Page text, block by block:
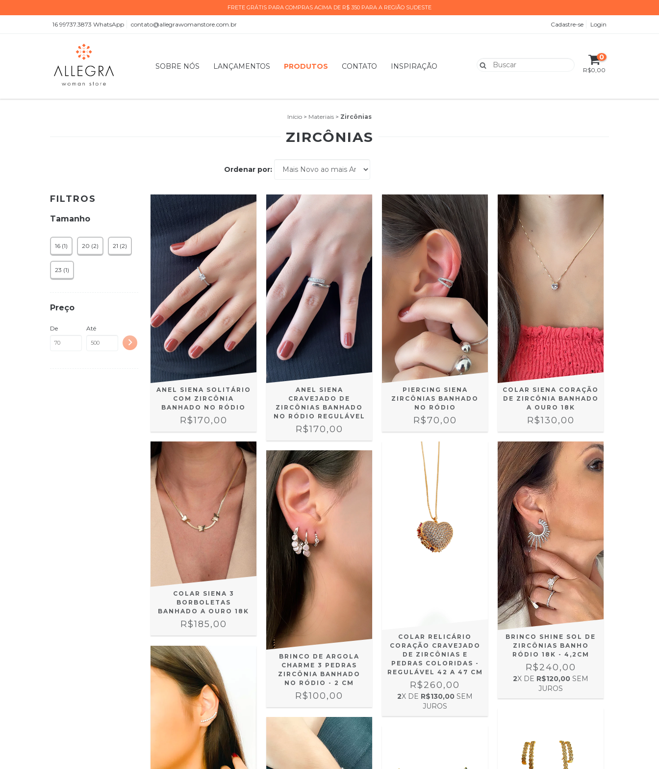
FRETE GRÁTIS PARA COMPRAS ACIMA DE R$ 350 PARA A REGIÃO SUDESTE
16 99737.3873 WhatsApp contato@allegrawomanstore.com.br Cadastre-se Login
SOBRE NÓS LANÇAMENTOS PRODUTOS CONTATO INSPIRAÇÃO
0
R$0,00
Início > Materiais > Zircônias
ZIRCÔNIAS
Ordenar por:
FILTROS
Tamanho
16 (1) 20 (2) 21 (2)
23 (1)
Preço
De Até
ANEL SIENA SOLITÁRIO
COM ZIRCÔNIA
BANHADO NO RÓDIO
R$170,00
ANEL SIENA
CRAVEJADO DE
ZIRCÔNIAS BANHADO
NO RÓDIO REGULÁVEL
R$170,00
PIERCING SIENA
ZIRCÔNIAS BANHADO
NO RÓDIO
R$70,00
COLAR SIENA CORAÇÃO
DE ZIRCÔNIA BANHADO
A OURO 18K
R$130,00
COLAR SIENA 3
BORBOLETAS
BANHADO A OURO 18K
R$185,00
BRINCO DE ARGOLA
CHARME 3 PEDRAS
ZIRCÔNIA BANHADO
NO RÓDIO - 2 CM
R$100,00
COLAR RELICÁRIO
CORAÇÃO CRAVEJADO
DE ZIRCÔNIAS E
PEDRAS COLORIDAS -
REGULÁVEL 42 A 47 CM
R$260,00
2X DE R$130,00 SEM
JUROS
BRINCO SHINE SOL DE
ZIRCÔNIAS BANHO
RÓDIO 18K - 4,2CM
R$240,00
2X DE R$120,00 SEM
JUROS